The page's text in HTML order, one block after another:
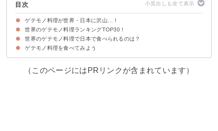
目次
ゲテモノ料理が世界・日本に沢山…！
世界のゲテモノ料理ランキングTOP30！
30位：タガメ（タイ）
29位：カブトガニ（マレーシア）
28位：ポンテギ（韓国）
27位：ピュラチレンシス（ペルー）
26位：エスカモーレ（メキシコ）
25位：カエル（中国）
24位：ベジマイト（オーストラリア）
23位：蜂の子（日本）
22位：ワニ（オーストラリア）
21位：ユムシ（中国）
20位：ウイトラコチェ（メキシコ）
19位：スヴィズ（アイスランド）
18位：テンジクネズミ（ペルー）
17位：コウモリ（パラオ共和国）
16位：カメムシ（メキシコ）
15位：臭豆腐（中国）
14位：ハカール（アイスランド）
13位：キビヤック（アラスカ）
12位：ホンオフェ（韓国）
11位：シュールストレミング（スウェーデン）
10位：童子蛋（中国）
9位：毒蛇（ベトナム）
8位：犬（中国）
7位：ロッキーマウンテン・オイスター（アメリカ）
6位：カイモッデーン（タイ）
5位：タランチュラ（カンボジア）
4位：ゴキブリ（マダガスカル）
3位：カースマルツゥ（イタリア）
2位：バロット（中国）
1位：いもむし（ベネズエラ）
世界のゲテモノ料理で日本で食べられるのは？
①食べられる昆虫シリーズ ミックスバグ 15g 塩味（1850円）
② ミートガイ クロコダイルつめ （ワニ肉）（3060円）
③シュールストレミング300g（5940円）
ゲテモノ料理を食べてみよう
（このページにはPRリンクが含まれています）